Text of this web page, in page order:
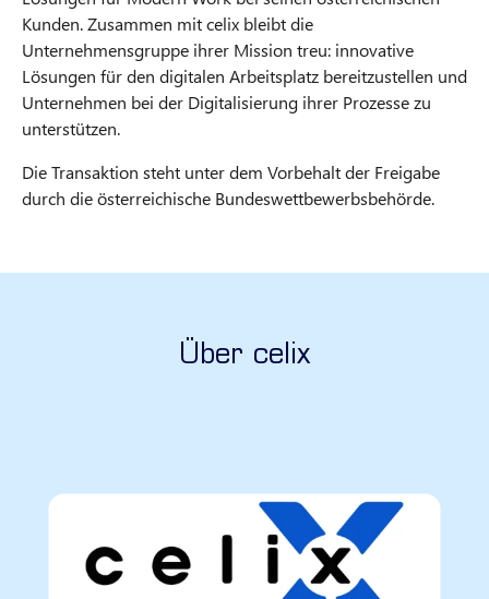
Kunden. Zusammen mit celix bleibt die
Unternehmensgruppe ihrer Mission treu: innovative
Lösungen für den digitalen Arbeitsplatz bereitzustellen und
Unternehmen bei der Digitalisierung ihrer Prozesse zu
unterstützen.
Die Transaktion steht unter dem Vorbehalt der Freigabe
durch die österreichische Bundeswettbewerbsbehörde.
Über celix